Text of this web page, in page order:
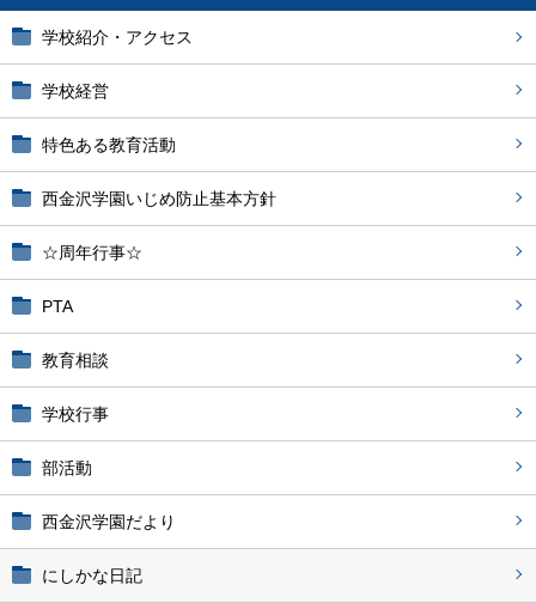
学校紹介・アクセス
学校経営
特色ある教育活動
西金沢学園いじめ防止基本方針
☆周年行事☆
PTA
教育相談
学校行事
部活動
西金沢学園だより
にしかな日記